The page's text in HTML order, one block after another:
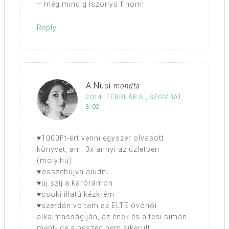
– még mindig iszonyú finom!
Reply
A.Nusi mondta
2014. FEBRUÁR 8., SZOMBAT,
8:02
♥1000Ft-ért venni egyszer olvasott
könyvet, ami 3x annyi az üzletben
(moly.hu)
♥összebújva aludni
♥új szíj a karórámon
♥csoki illatú kézkrém
♥szerdán voltam az ELTE óvónői
alkalmasságiján, az ének és a tesi simán